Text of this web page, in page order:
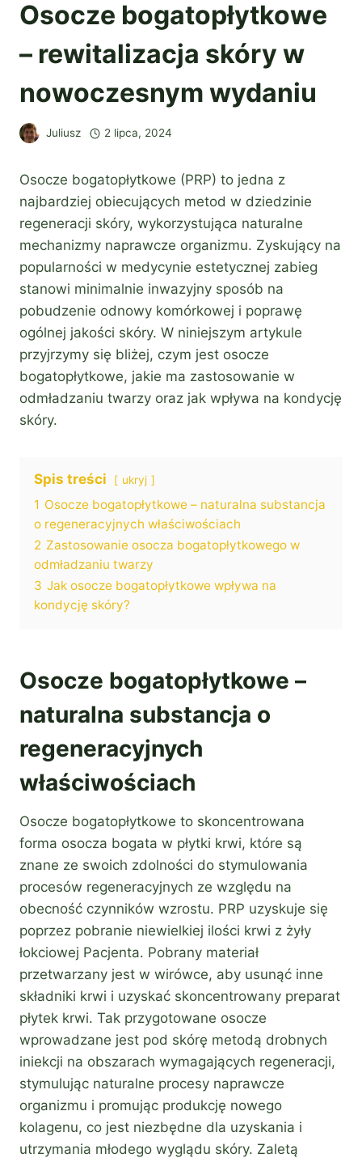
Osocze bogatopłytkowe
– rewitalizacja skóry w
nowoczesnym wydaniu
Juliusz 2 lipca, 2024
Osocze bogatopłytkowe (PRP) to jedna z
najbardziej obiecujących metod w dziedzinie
regeneracji skóry, wykorzystująca naturalne
mechanizmy naprawcze organizmu. Zyskujący na
popularności w medycynie estetycznej zabieg
stanowi minimalnie inwazyjny sposób na
pobudzenie odnowy komórkowej i poprawę
ogólnej jakości skóry. W niniejszym artykule
przyjrzymy się bliżej, czym jest osocze
bogatopłytkowe, jakie ma zastosowanie w
odmładzaniu twarzy oraz jak wpływa na kondycję
skóry.
Spis treści ukryj
1 Osocze bogatopłytkowe – naturalna substancja
o regeneracyjnych właściwościach
2 Zastosowanie osocza bogatopłytkowego w
odmładzaniu twarzy
3 Jak osocze bogatopłytkowe wpływa na
kondycję skóry?
Osocze bogatopłytkowe –
naturalna substancja o
regeneracyjnych
właściwościach
Osocze bogatopłytkowe to skoncentrowana
forma osocza bogata w płytki krwi, które są
znane ze swoich zdolności do stymulowania
procesów regeneracyjnych ze względu na
obecność czynników wzrostu. PRP uzyskuje się
poprzez pobranie niewielkiej ilości krwi z żyły
łokciowej Pacjenta. Pobrany materiał
przetwarzany jest w wirówce, aby usunąć inne
składniki krwi i uzyskać skoncentrowany preparat
płytek krwi. Tak przygotowane osocze
wprowadzane jest pod skórę metodą drobnych
iniekcji na obszarach wymagających regeneracji,
stymulując naturalne procesy naprawcze
organizmu i promując produkcję nowego
kolagenu, co jest niezbędne dla uzyskania i
utrzymania młodego wyglądu skóry. Zaletą